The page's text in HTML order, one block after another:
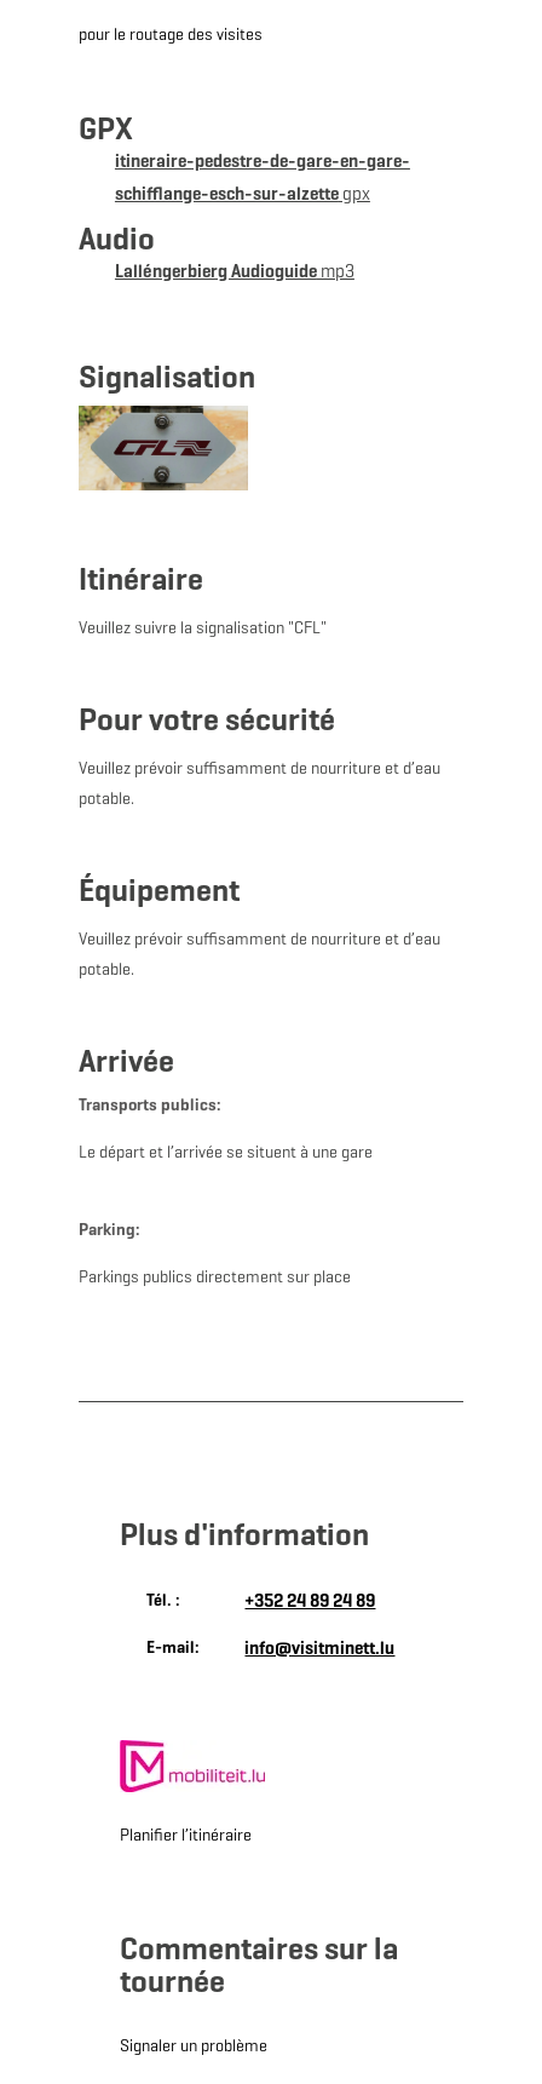
pour le routage des visites
GPX
itineraire-pedestre-de-gare-en-gare-
schifflange-esch-sur-alzettegpx
Audio
Lalléngerbierg Audioguidemp3
Signalisation
Itinéraire
Veuillez suivre la signalisation "CFL"
Pour votre sécurité
Veuillez prévoir suffisamment de nourriture et d’eau
potable.
Équipement
Veuillez prévoir suffisamment de nourriture et d’eau
potable.
Arrivée
Transports publics:
Le départ et l’arrivée se situent à une gare
Parking:
Parkings publics directement sur place
Plus d'information
Tél. : +352 24 89 24 89
E-mail: info@visitminett.lu
Planifier l’itinéraire
Commentaires sur la
tournée
Signaler un problème